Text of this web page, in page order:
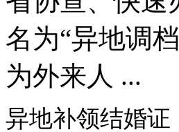
名为“异地调
为外来人 ...
异地补领结婚